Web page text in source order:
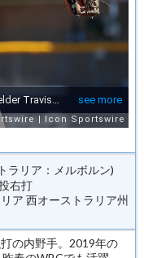
ラリア：メルボルン)
右打
ア 西オーストラリア州
の内野手。2019年の